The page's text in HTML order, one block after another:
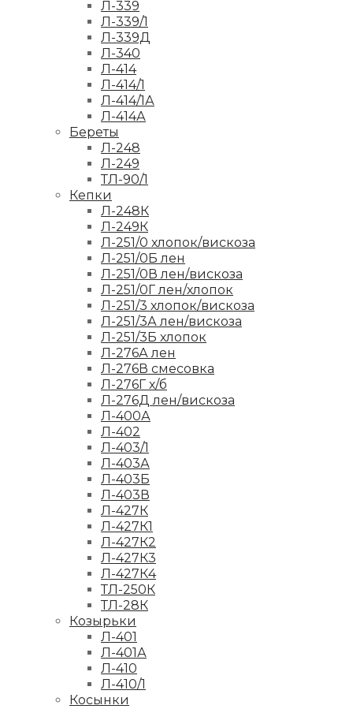
Л-339
Л-339/1
Л-339Д
Л-340
Л-414
Л-414/1
Л-414/1А
Л-414А
Береты
Л-248
Л-249
ТЛ-90/1
Кепки
Л-248К
Л-249К
Л-251/0 хлопок/вискоза
Л-251/0Б лен
Л-251/0В лен/вискоза
Л-251/0Г лен/хлопок
Л-251/3 хлопок/вискоза
Л-251/3А лен/вискоза
Л-251/3Б хлопок
Л-276А лен
Л-276В смесовка
Л-276Г х/б
Л-276Д лен/вискоза
Л-400А
Л-402
Л-403/1
Л-403А
Л-403Б
Л-403В
Л-427К
Л-427К1
Л-427К2
Л-427К3
Л-427К4
ТЛ-250К
ТЛ-28К
Козырьки
Л-401
Л-401А
Л-410
Л-410/1
Косынки